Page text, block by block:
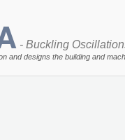
- Buckling
and designs the building and